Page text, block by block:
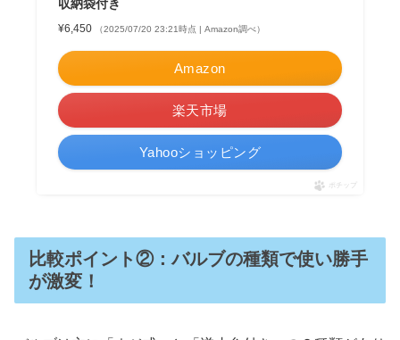
収納袋付き
¥6,450 （2025/07/20 23:21時点 | Amazon調べ）
Amazon
楽天市場
Yahooショッピング
ポチップ
比較ポイント②：バルブの種類で使い勝手
が激変！